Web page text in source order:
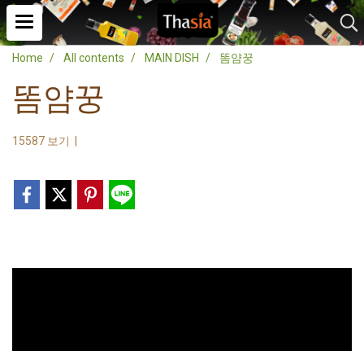
Home All contents MAIN DISH 똠얌꿍
똠얌꿍
15587 보기